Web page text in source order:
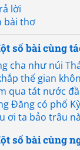
lời
bài thơ
số bài cùng
cha như núi
thế gian
qua tát nước
Đăng có phố
ơi ta bảo trâu
số bài cùng